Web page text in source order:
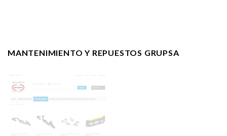
MANTENIMIENTO Y REPUESTOS GRUPSA